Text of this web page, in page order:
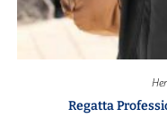
Regatta